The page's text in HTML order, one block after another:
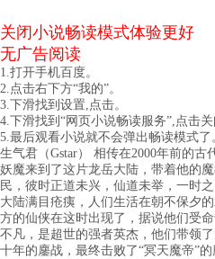
关闭小说畅读模式体验更好
无广告阅读
1.打开手机百度。
2.点击右下方“我的”。
3.下滑找到设置,点击。
4.下滑找到“网页小说畅读服务”,点击关
5.最后观看小说就不会弹出畅读模式了
生气君（Gstar） 相传在2000年前的古
妖魔来到了这片龙岳大陆，带着他的
民，彼时正道未兴，仙道未举，一时
大陆满目疮痍，人们生活在朝不保夕
方的仙侠在这时出现了，据说他们受
不凡，是超世的强者英杰，他们带领
十年的鏖战，最终击败了“冥天魔帝”